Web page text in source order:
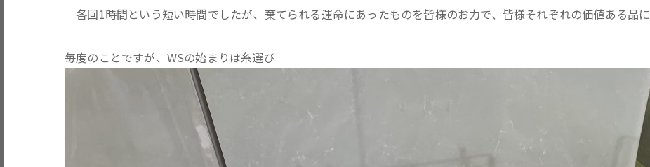
各回1時間という短い時間でしたが、棄てられる運命にあったものを皆様のお力で、皆様それぞれの価値ある品
毎度のことですが、WSの始まりは糸選び